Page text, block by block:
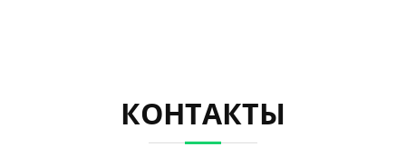
КОНТАКТЫ